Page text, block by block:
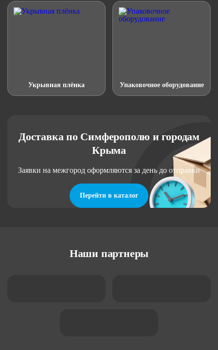
Укрывная плёнка Упаковочное оборудование
Доставка по Симферополю и городам
Крыма
Заявки на межгород оформляются за день до отправки
Перейти в каталог
Наши партнеры